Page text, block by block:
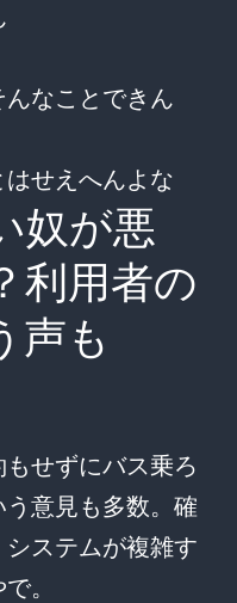
なことできん
せえへんよな
奴が悪
利用者の
声も
せずにバス乗ろ
意見も多数。確
ステムが複雑す
。